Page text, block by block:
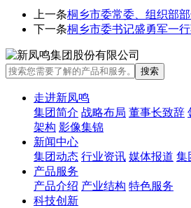
上一条桐乡市委常委、组织部
下一条桐乡市委书记盛勇军一
走进新凤鸣
集团简介 战略布局 董事长致辞
架构 影像集锦
新闻中心
集团动态 行业资讯 媒体报道 集
产品服务
产品介绍 产业结构 特色服务
科技创新